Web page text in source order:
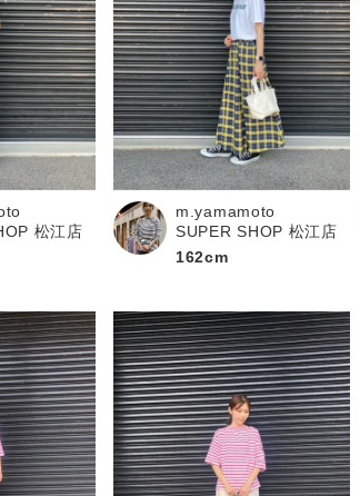
グ
無料公
む
松江店
m.yamamoto
SUPER SHOP 松江店
162cm